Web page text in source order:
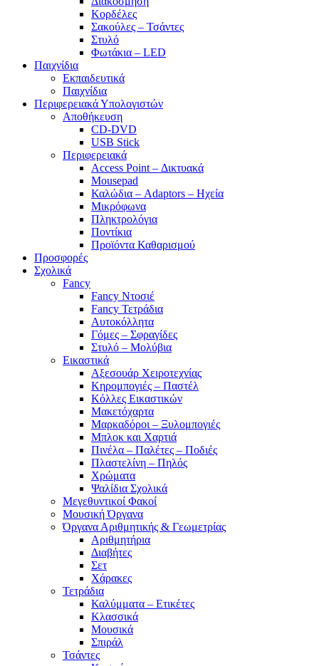
Κορδέλες
Σακούλες – Τσάντες
Στυλό
Φωτάκια – LED
Παιχνίδια
Εκπαιδευτικά
Παιχνίδια
Περιφερειακά Υπολογιστών
Αποθήκευση
CD-DVD
USB Stick
Περιφερειακά
Access Point – Δικτυακά
Mousepad
Καλώδια – Adaptors – Ηχεία
Μικρόφωνα
Πληκτρολόγια
Ποντίκια
Προϊόντα Καθαρισμού
Προσφορές
Σχολικά
Fancy
Fancy Ντοσιέ
Fancy Τετράδια
Αυτοκόλλητα
Γόμες – Σφραγίδες
Στυλό – Μολύβια
Εικαστικά
Αξεσουάρ Χειροτεχνίας
Κηρομπογιές – Παστέλ
Κόλλες Εικαστικών
Μακετόχαρτα
Μαρκαδόροι – Ξυλομπογιές
Μπλοκ και Χαρτιά
Πινέλα – Παλέτες – Ποδιές
Πλαστελίνη – Πηλός
Χρώματα
Ψαλίδια Σχολικά
Μεγεθυντικοί Φακοί
Μουσική Όργανα
Όργανα Αριθμητικής & Γεωμετρίας
Αριθμητήρια
Διαβήτες
Σετ
Χάρακες
Τετράδια
Καλύμματα – Ετικέτες
Κλασσικά
Μουσικά
Σπιράλ
Τσάντες